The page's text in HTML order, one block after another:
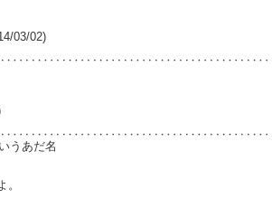
03/02)
うあだ名